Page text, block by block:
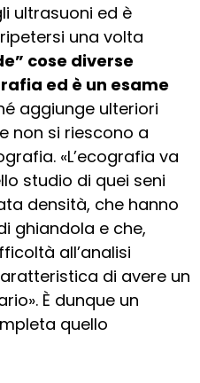
ultrasuoni ed è
una volta
cose diverse
ed è un esame
aggiunge ulteriori
non si riescono a
«L’ecografia va
studio di quei seni
densità, che hanno
ghiandola e che,
all’analisi
di avere un
È dunque un
quello